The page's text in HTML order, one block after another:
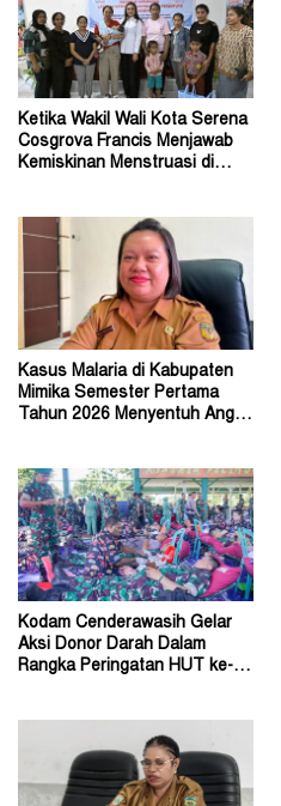
Ketika Wakil Wali Kota Serena
Cosgrova Francis Menjawab
Kemiskinan Menstruasi di
Kasus Malaria di Kabupaten
Mimika Semester Pertama
Tahun 2026 Menyentuh Angka
Kodam Cenderawasih Gelar
Aksi Donor Darah Dalam
Rangka Peringatan HUT ke-63